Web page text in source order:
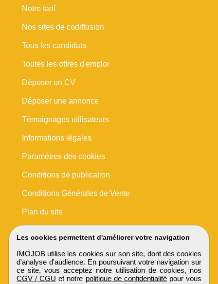
Les cookies permettent d'améliorer votre navigation
IMOJOB utilise les cookies sur son site, dont des cookies
d'analyse d'audience. En poursuivant votre navigation sur
ce site, vous acceptez notre utilisation de cookies, nos
CGV / CGU et notre politique de confidentialité pour vous
Notre tarif
Nos sites de codiffusion
Tous les candidats
Toutes les offres d'emploi
Déposer un CV
Déposer une annonce
Témoignages utilisateurs
Informations légales
Paramètres des cookies
Conditions de publication
Conditions Générales de Vente
Plan du site